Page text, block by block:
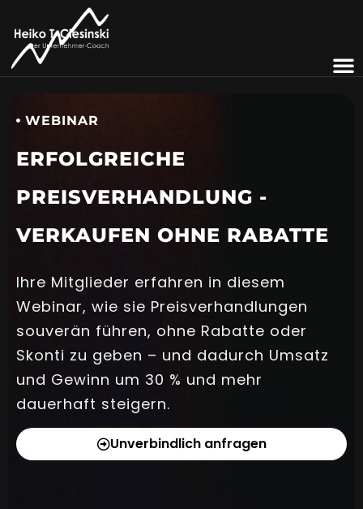
WEBINAR
ERFOLGREICHE
PREISVERHANDLUNG -
VERKAUFEN OHNE RABATTE
Ihre Mitglieder erfahren in diesem
Webinar, wie sie Preisverhandlungen
souverän führen, ohne Rabatte oder
Skonti zu geben – und dadurch Umsatz
und Gewinn um 30 % und mehr
dauerhaft steigern.
Unverbindlich anfragen